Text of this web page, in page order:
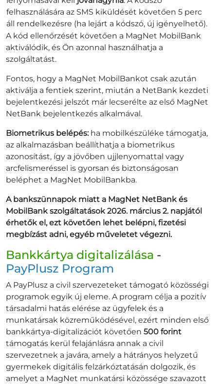
felhasználására az SMS kiküldését követően 5 perc
áll rendelkezésre (ha lejárt a kódszó, új igényelhető).
A kód ellenőrzését követően a MagNet MobilBank
aktiválódik, és Ön azonnal használhatja a
szolgáltatást.
Fontos, hogy a MagNet MobilBankot csak azután
aktiválja a fentiek szerint, miután a NetBank kezdeti
bejelentkezési jelszót már lecserélte az első MagNet
NetBank bejelentkezés alkalmával.
Biometrikus belépés:ha mobilkészüléke támogatja,
az alkalmazásban beállíthatja a biometrikus
azonosítást, így a jövőben ujjlenyomattal vagy
arcfelismeréssel is gyorsan és biztonságosan
beléphet a MagNet MobilBankba.
A bankszünnapok miatt a MagNet NetBank és
MobilBank szolgáltatások 2026. március 2. napjától
érhetők el, ezt követően lehet belépni, fizetési
megbízást adni, egyéb műveletet végezni.
Bankkártya digitalizálása -
PayPlusz Program
A PayPlusz a civil szervezeteket támogató közösségi
programok egyik új eleme. A program célja a pozitív
társadalmi hatás elérése az ügyfelek és a
munkatársak közreműködésével, ezért minden első
bankkártya-digitalizációt követően 500 forint
támogatás kerül felajánlásra annak a civil
szervezetnek a javára, amely a hátrányos helyzetű
gyermekek digitális felzárkóztatásán dolgozik, és
amelyet a MagNet munkatársi közössége szavazott